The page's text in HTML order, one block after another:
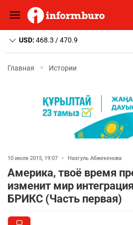
USD: 468.3 / 470.9
Главная Истории
10 июля 2015, 19:07 • Назгуль Абжекенова
Америка, твоё время
изменит мир
БРИКС (Часть первая)